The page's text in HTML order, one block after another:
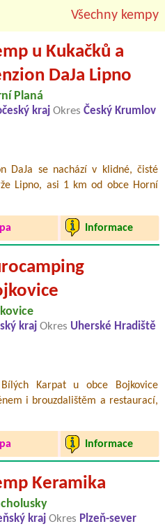
Všechny kempy
u Kukačků a
DaJa Lipno
Planá
kraj Okres Český Krumlov
DaJa se nachází v klidné, čisté
Lipno, asi 1 km od obce Horní
Informace
kraj Okres Uherské Hradiště
Karpat u obce Bojkovice
i brouzdalištěm a restaurací,
Informace
Keramika
kraj Okres Plzeň-sever